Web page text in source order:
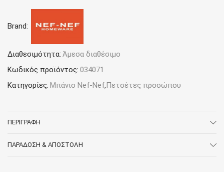
50x90
Nef
Μονόχρωμη
Fresh
Brand:
Διαθεσιμότητα: Άμεσα διαθέσιμο
Κωδικός προϊόντος: 034071
Κατηγορίες: Μπάνιο Nef-Nef,Πετσέτες προσώπου
ΠΕΡΙΓΡΑΦΉ
ΠΑΡΆΔΟΣΗ & ΑΠΟΣΤΟΛΉ